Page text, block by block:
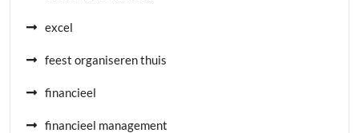
excel
feest organiseren thuis
financieel
financieel management